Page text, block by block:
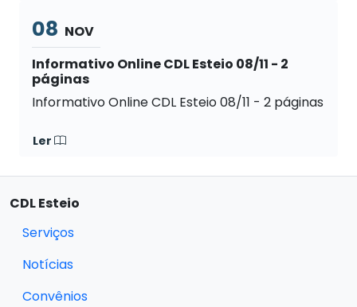
08 NOV
Informativo Online CDL Esteio 08/11 - 2
páginas
Informativo Online CDL Esteio 08/11 - 2 páginas
Ler
CDL Esteio
Serviços
Notícias
Convênios